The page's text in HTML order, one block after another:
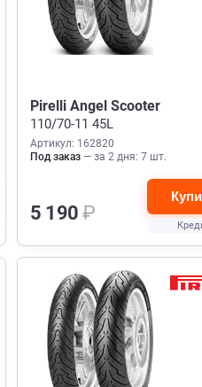
Pirelli Angel Scooter
110/70-11 45L
Артикул: 162820
Под заказ — за 2 дня: 7 шт.
5 190₽